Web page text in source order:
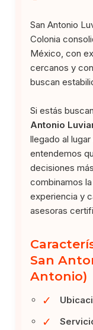
San Antonio
Colonia
México, con
cercanos y
buscan
Si estás
Antonio
llegado al
entendemos
decisiones
combinamos
experiencia y
asesoras
San
Antonio)
✓
✓